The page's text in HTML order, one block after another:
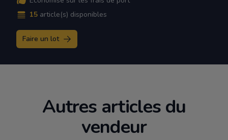
15 article(s) disponibles
Faire un lot
Autres articles du
vendeur